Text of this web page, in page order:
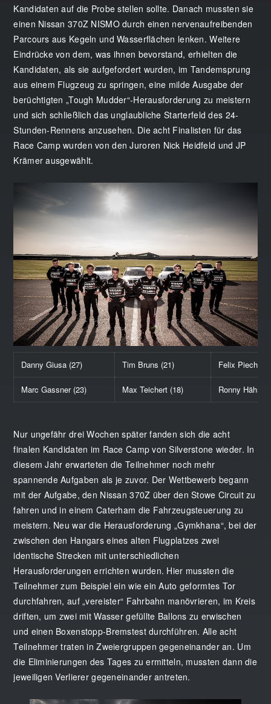
Kandidaten auf die Probe stellen sollte. Danach mussten sie
einen Nissan 370Z NISMO durch einen nervenaufreibenden
Parcours aus Kegeln und Wasserflächen lenken. Weitere
Eindrücke von dem, was ihnen bevorstand, erhielten die
Kandidaten, als sie aufgefordert wurden, im Tandemsprung
aus einem Flugzeug zu springen, eine milde Ausgabe der
berüchtigten „Tough Mudder“-Herausforderung zu meistern
und sich schließlich das unglaubliche Starterfeld des 24-
Stunden-Rennens anzusehen. Die acht Finalisten für das
Race Camp wurden von den Juroren Nick Heidfeld und JP
Krämer ausgewählt.
Danny Giusa (27) Tim Bruns (21) Felix
Marc Gassner (23) Max Teichert (18) Ronny Hähnel
Nur ungefähr drei Wochen später fanden sich die acht
finalen Kandidaten im Race Camp von Silverstone wieder. In
diesem Jahr erwarteten die Teilnehmer noch mehr
spannende Aufgaben als je zuvor. Der Wettbewerb begann
mit der Aufgabe, den Nissan 370Z über den Stowe Circuit zu
fahren und in einem Caterham die Fahrzeugsteuerung zu
meistern. Neu war die Herausforderung „Gymkhana“, bei der
zwischen den Hangars eines alten Flugplatzes zwei
identische Strecken mit unterschiedlichen
Herausforderungen errichten wurden. Hier mussten die
Teilnehmer zum Beispiel ein wie ein Auto geformtes Tor
durchfahren, auf „vereister“ Fahrbahn manövrieren, im Kreis
driften, um zwei mit Wasser gefüllte Ballons zu erwischen
und einen Boxenstopp-Bremstest durchführen. Alle acht
Teilnehmer traten in Zweiergruppen gegeneinander an. Um
die Eliminierungen des Tages zu ermitteln, mussten dann die
jeweiligen Verlierer gegeneinander antreten.